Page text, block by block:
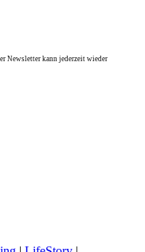
Newsletter kann jederzeit wieder